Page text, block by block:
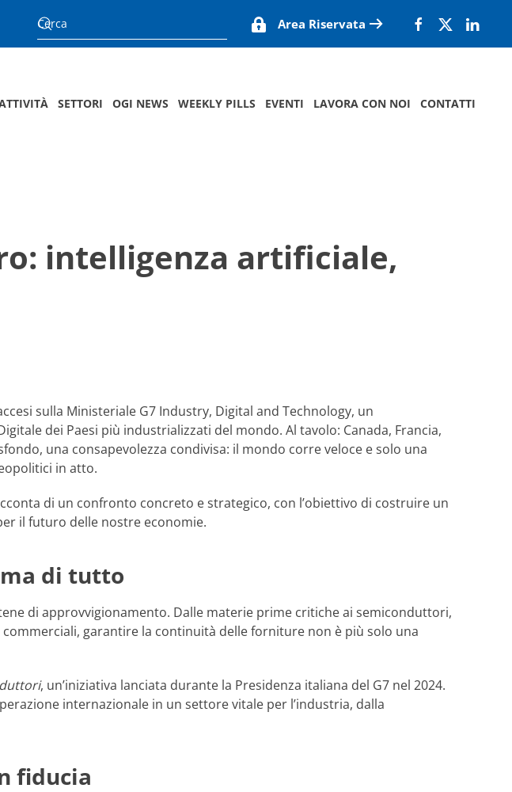
Area Riservata
SETTORI OGI NEWS WEEKLY PILLS EVENTI LAVORA CON NOI CONTATTI
intelligenza artificiale,
sulla Ministeriale G7 Industry, Digital and Technology, un
dei Paesi più industrializzati del mondo. Al tavolo: Canada, Francia,
una consapevolezza condivisa: il mondo corre veloce e solo una
in atto.
di un confronto concreto e strategico, con l’obiettivo di costruire un
il futuro delle nostre economie.
di tutto
di approvvigionamento. Dalle materie prime critiche ai semiconduttori,
garantire la continuità delle forniture non è più solo una
, un’iniziativa lanciata durante la Presidenza italiana del G7 nel 2024.
internazionale in un settore vitale per l’industria, dalla
fiducia